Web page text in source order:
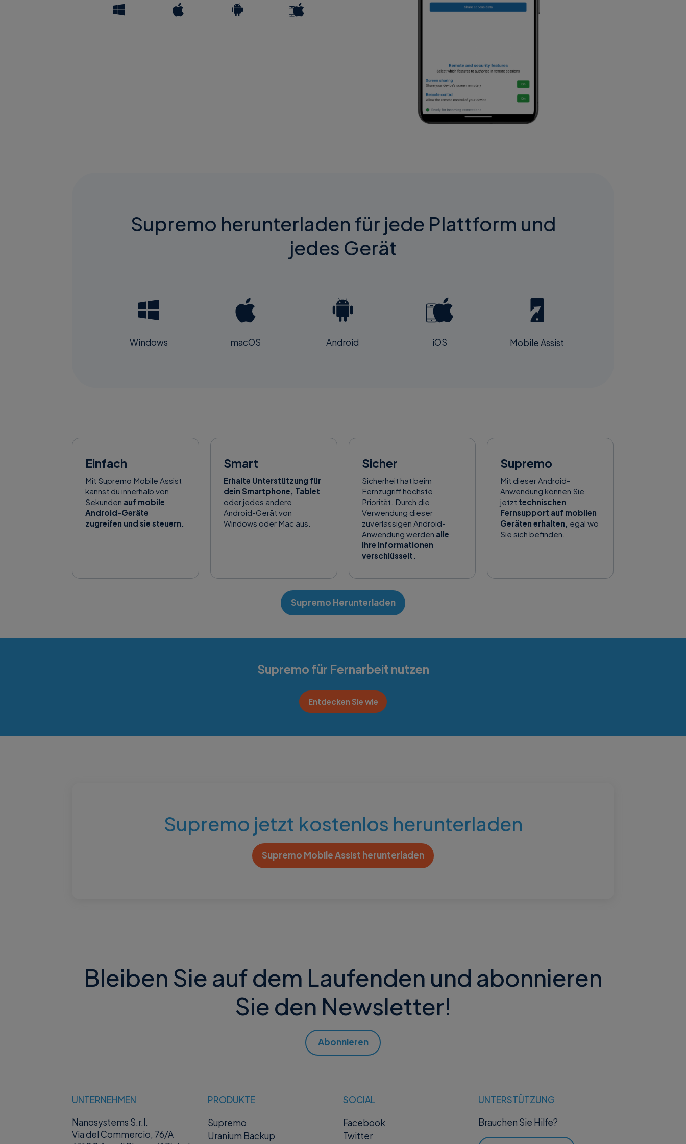
Supremo herunterladen für jede Plattform und
jedes Gerät
Windows macOS Android iOS Mobile Assist
Einfach
Mit Supremo Mobile Assist
kannst du innerhalb von
Sekunden auf mobile
Android-Geräte
zugreifen und sie steuern.
Smart
Erhalte Unterstützung für
dein Smartphone, Tablet
oder jedes andere
Android-Gerät von
Windows oder Mac aus.
Sicher
Sicherheit hat beim
Fernzugriff höchste
Priorität. Durch die
Verwendung dieser
zuverlässigen Android-
Anwendung werden alle
Ihre Informationen
verschlüsselt.
Supremo
Mit dieser Android-
Anwendung können Sie
jetzt technischen
Fernsupport auf mobilen
Geräten erhalten, egal wo
Sie sich befinden.
Supremo Herunterladen
Supremo für Fernarbeit nutzen
Entdecken Sie wie
Supremo jetzt kostenlos herunterladen
Supremo Mobile Assist herunterladen
Bleiben Sie auf dem Laufenden und abonnieren
Sie den Newsletter!
Abonnieren
UNTERNEHMEN
Nanosystems S.r.l.
Via del Commercio, 76/A
PRODUKTE
Supremo
Uranium Backup
SOCIAL
Facebook
Twitter
UNTERSTÜTZUNG
Brauchen Sie Hilfe?